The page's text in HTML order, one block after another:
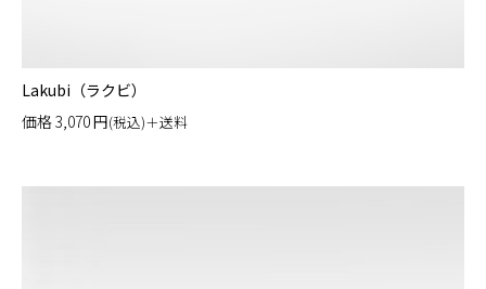
Lakubi（ラクビ）
価格3,070円(税込)＋送料